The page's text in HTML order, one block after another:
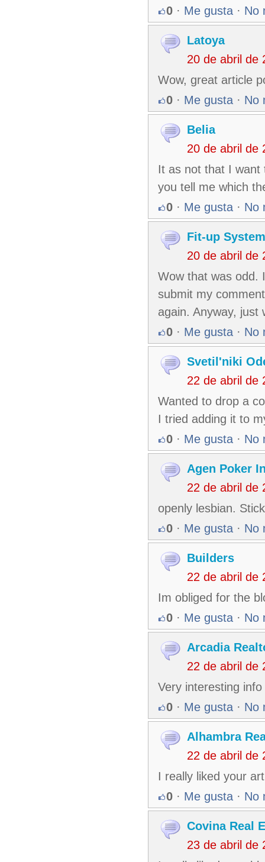
0 · Me gusta · No
Latoya
20 de abril de
Wow, great article
0 · Me gusta · No
Belia
20 de abril de
It as not that I want
you tell me which
0 · Me gusta · No
Fit-up
20 de abril de
Wow that was odd.
submit my
again. Anyway, just
0 · Me gusta · No
Svetil'niki
22 de abril de
Wanted to drop a
I tried adding it to
0 · Me gusta · No
Agen Poker
22 de abril de
openly lesbian.
0 · Me gusta · No
Builders
22 de abril de
Im obliged for the
0 · Me gusta · No
Arcadia
22 de abril de
Very interesting
0 · Me gusta · No
Alhambra
22 de abril de
I really liked your
0 · Me gusta · No
Covina Real
23 de abril de